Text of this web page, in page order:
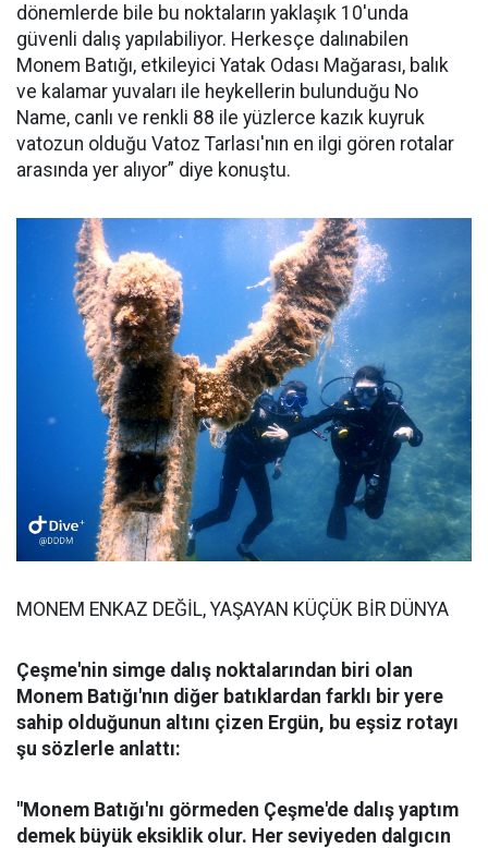
dönemlerde bile bu noktaların yaklaşık 10'unda
güvenli dalış yapılabiliyor. Herkesçe dalınabilen
Monem Batığı, etkileyici Yatak Odası Mağarası, balık
ve kalamar yuvaları ile heykellerin bulunduğu No
Name, canlı ve renkli 88 ile yüzlerce kazık kuyruk
vatozun olduğu Vatoz Tarlası'nın en ilgi gören rotalar
arasında yer alıyor” diye konuştu.
MONEM ENKAZ DEĞİL, YAŞAYAN KÜÇÜK BİR DÜNYA
Çeşme'nin simge dalış noktalarından biri olan
Monem Batığı'nın diğer batıklardan farklı bir yere
sahip olduğunun altını çizen Ergün, bu eşsiz rotayı
şu sözlerle anlattı:
"Monem Batığı'nı görmeden Çeşme'de dalış yaptım
demek büyük eksiklik olur. Her seviyeden dalgıcın